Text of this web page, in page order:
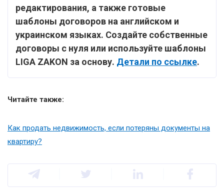
редактирования, а также готовые
шаблоны договоров на английском и
украинском языках. Создайте собственные
договоры с нуля или используйте шаблоны
LIGA ZAKON за основу. Детали по ссылке.
Читайте также:
Как продать недвижимость, если потеряны документы на
квартиру?